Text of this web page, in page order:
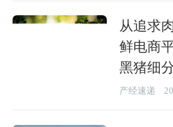
从追求
鲜电商
黑猪细
产经速递